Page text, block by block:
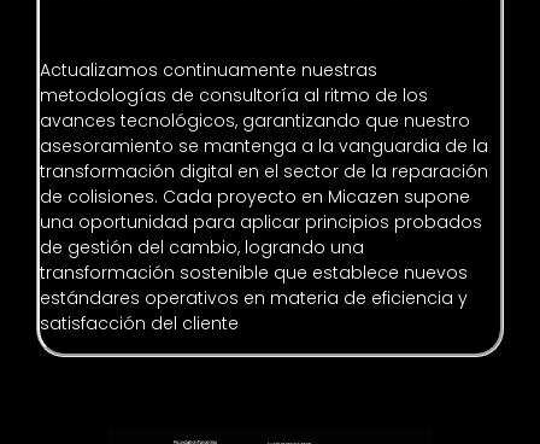
Actualizamos continuamente nuestras
metodologías de consultoría al ritmo de los
avances tecnológicos, garantizando que nuestro
asesoramiento se mantenga a la vanguardia de la
transformación digital en el sector de la reparación
de colisiones. Cada proyecto en Micazen supone
una oportunidad para aplicar principios probados
de gestión del cambio, logrando una
transformación sostenible que establece nuevos
estándares operativos en materia de eficiencia y
satisfacción del cliente